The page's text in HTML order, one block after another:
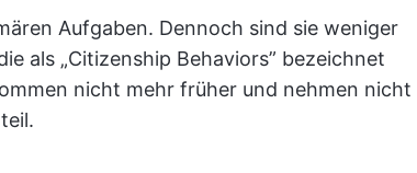
Aufgaben. Dennoch sind sie weniger
als „Citizenship Behaviors” bezeichnet
nicht mehr früher und nehmen nicht